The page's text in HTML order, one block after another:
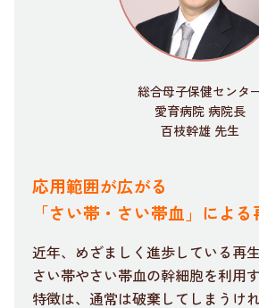
総合母子保健センタ
愛育病院 病院長
百枝幹雄 先生
応用範囲が広がる
「さい帯・さい帯血」によ
近年、めざましく進歩している再
さい帯やさい帯血の幹細胞を利用
特徴は、通常は破棄してしまうけ